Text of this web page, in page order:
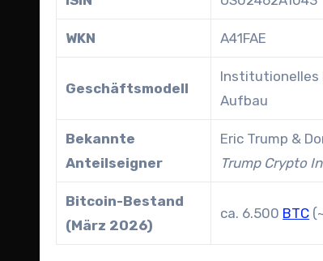
WKN A41FAE
Geschäftsmodell
Institutionelles
Aufbau
Bekannte
Anteilseigner
Eric Trump &
Trump Crypto
Bitcoin-Bestand
(März 2026)
ca. 6.500 BTC